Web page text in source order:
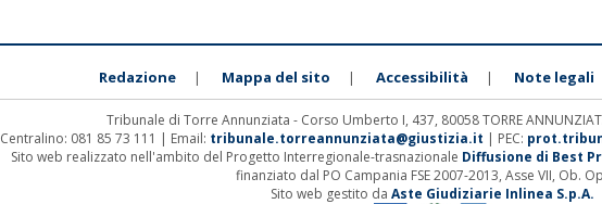
Redazione | Mappa del sito | Accessibilità | Note legali
Tribunale di Torre Annunziata - Corso Umberto I, 437, 80058 TORRE
Centralino: 081 85 73 111 | Email: tribunale.torreannunziata@giustizia.it | PEC:
Sito web realizzato nell'ambito del Progetto Interregionale-trasnazionale Diffusione di Best
finanziato dal PO Campania FSE 2007-2013, Asse VII, Ob.
Sito web gestito da Aste Giudiziarie Inlinea S.p.A.